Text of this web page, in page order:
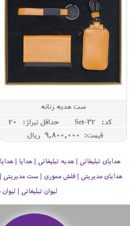
ست هدیه زنانه
کد: Set-32
حداقل تيراژ: 20
قیمت: 9,800,000 ريال
هدایای تبلیغاتی | هدیه تبلیغاتی | هدایا |
هدایای مدیریتی | فلش مموری | ست
لیوان تبلیغاتی |